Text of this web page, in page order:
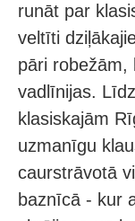
runāt par
veltīti
pāri robežām,
vadlīnijas.
klasiskajām
uzmanīgu
caurstrāvotā
baznīcā - kur